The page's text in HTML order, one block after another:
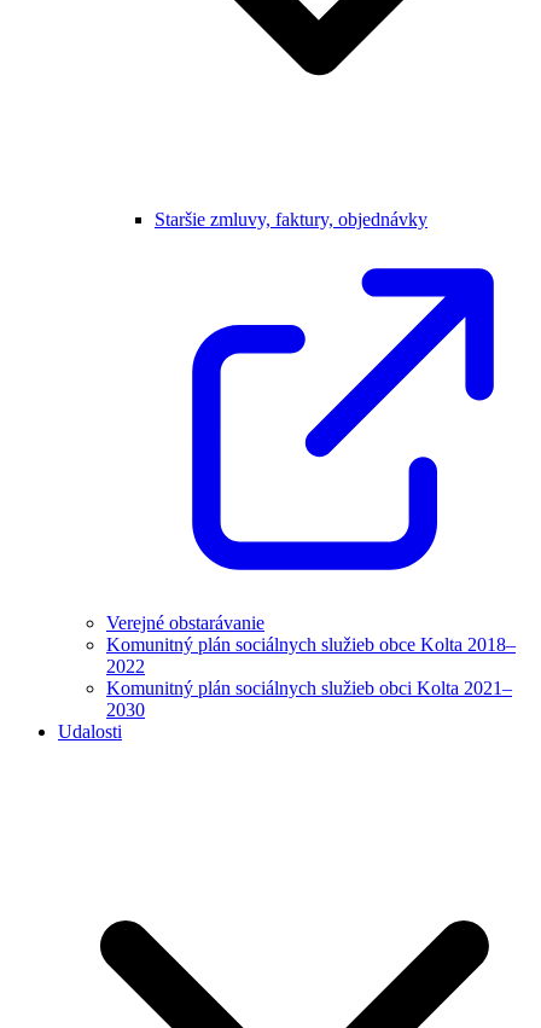
Staršie zmluvy, faktury, objednávky
Verejné obstarávanie
Komunitný plán sociálnych služieb obce Kolta 2018–
2022
Komunitný plán sociálnych služieb obci Kolta 2021–
2030
Udalosti